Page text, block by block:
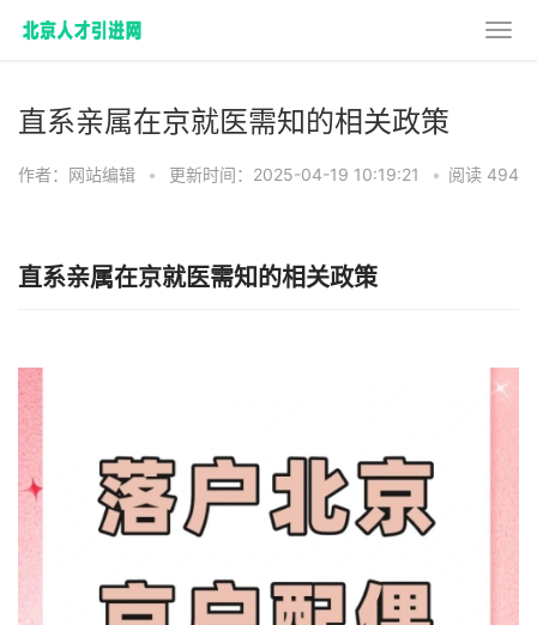
直系亲属在京就医需知的相关政策
作者：网站编辑 • 更新时间：2025-04-19 10:19:21 • 阅读 494
直系亲属在京就医需知的相关政策